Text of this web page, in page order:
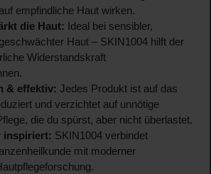
empfindliche Haut wirken.
die Haut: Ideal bei sensibler,
Haut – SKIN1004 hilft der
Widerstandskraft
& effektiv: Jedes Produkt ist auf das
und verzichtet auf unnötige
die du spürst, aber nicht überlastet.
inspiriert: SKIN1004 verbindet
mit moderner